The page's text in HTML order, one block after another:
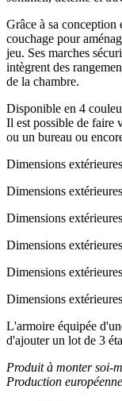
Grâce à sa conception
couchage pour
jeu. Ses marches
intègrent des
de la chambre.
Disponible en 4
Il est possible de faire
ou un bureau ou
Dimensions
Dimensions
Dimensions
Dimensions
Dimensions
Dimensions
L'armoire équipée
d'ajouter un lot de 3
Produit à monter soi-
Production européenne